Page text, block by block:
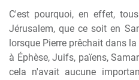
C'est pourquoi, en effet,
Jérusalem, que ce soit en
lorsque Pierre prêchait dans
à Éphèse, Juifs, païens,
cela n'avait aucune